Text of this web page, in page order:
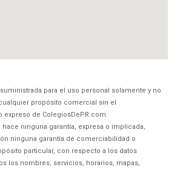
para el uso personal solamente y no
propósito comercial sin el
de ColegiosDePR.com.
ninguna garantía, expresa o implicada,
ninguna garantía de comerciabilidad o
particular, con respecto a los datos
los nombres, servicios, horarios, mapas,